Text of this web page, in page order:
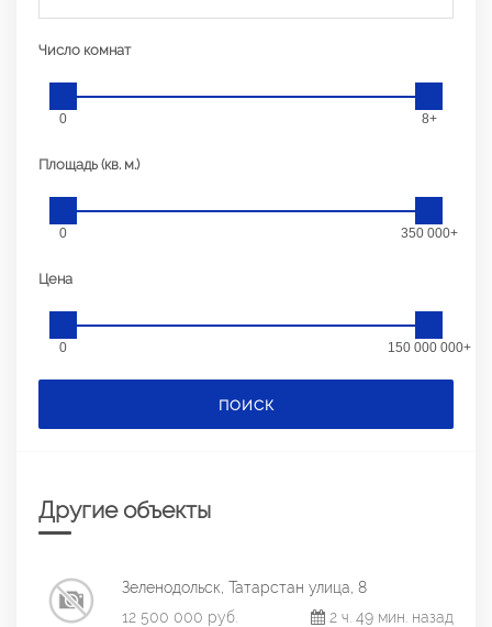
Число комнат
0 8+
Площадь (кв. м.)
0 350 000+
Цена
0 150 000 000+
ПОИСК
Другие объекты
Зеленодольск, Татарстан улица, 8
12 500 000 руб.
2 ч. 49 мин. назад